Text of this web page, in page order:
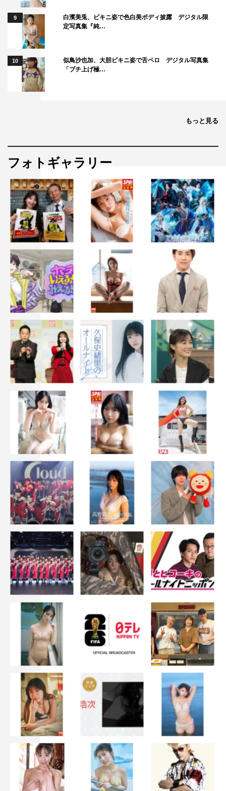
9
白濱美兎、ビキニ姿で色白美ボディ披露 デジタル限
定写真集『純…
10
似鳥沙也加、大胆ビキニ姿で舌ペロ デジタル写真集
「ブチ上げ極…
もっと見る
フォトギャラリー